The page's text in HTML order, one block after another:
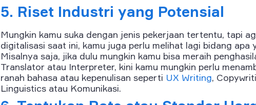
5. Riset Industri yang Potensial
Mungkin kamu suka dengan jenis pekerjaan tertentu, tapi
digitalisasi saat ini, kamu juga perlu melihat lagi bidang apa
Misalnya saja, jika dulu mungkin kamu bisa meraih
Translator atau Interpreter, kini kamu mungkin perlu
ranah bahasa atau kepenulisan seperti UX Writing,
Linguistics atau Komunikasi.